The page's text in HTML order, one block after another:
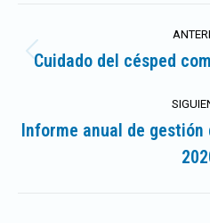
entre
publicaciones
Cuidado del césped
Informe anual de gestión